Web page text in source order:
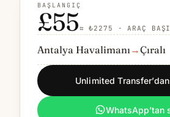
BAŞLANGIÇ
£55≈ ₺2275 · ARAÇ
Antalya Havalimanı →Çıralı
Unlimited
WhatsApp’tan